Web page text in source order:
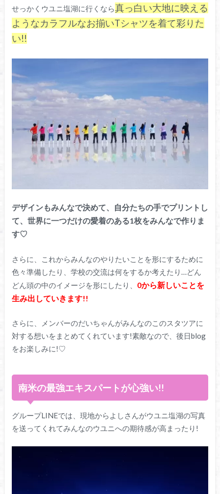
せっかくウユニ塩湖に行くなら真っ白い大地に映える
ようなカラフルなお揃いTシャツを着て彩りた
い!!
デザインもみんなで決めて、自分たちの手でプリントし
て、世界に一つだけの愛着のある1枚をみんなで作りま
す♡
さらに、これからみんなのやりたいことを形にするために
色々準備したり、学校の交流は何をするか考えたり…どん
どん頭の中のイメージを形にしたり、 0から新しいことを
生み出していきます!!
さらに、メンバーのだいちゃんがみんなのこのスタツアに
対する想いをまとめてくれています!素敵なので、後日blog
をお楽しみに!♡
南米の最強エキスパートが心強い!!
グループLINEでは、現地からよしさんがウユニ塩湖の写真
を送ってくれてみんなのウユニへの期待感が高まったり!